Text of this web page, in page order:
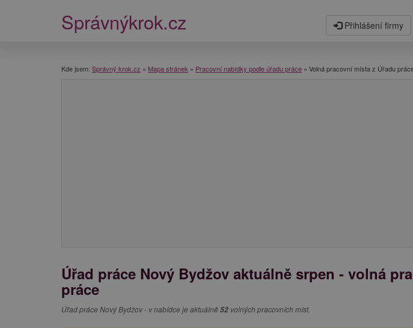
Správnýkrok.cz Přihlášení firmy
Kde jsem: Správný krok.cz » Mapa stránek » Pracovní nabídky podle úřadu práce » Volná pracovní místa z Úřadu
Úřad práce Nový Bydžov aktuálně srpen - volná
práce
Úřad práce Nový Bydžov - v nabídce je aktuálně 52 volných pracovních míst.